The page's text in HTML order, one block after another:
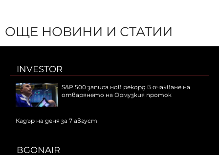
ОЩЕ НОВИНИ И СТАТИИ
INVESTOR
S&P 500 записа нов рекорд в очакване на
отварянето на Ормузкия проток
Кадър на деня за 7 август
BGONAIR